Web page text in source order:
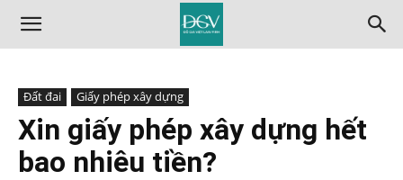
Đất đai Giấy phép xây dựng
Xin giấy phép xây dựng hết
bao nhiêu tiền?